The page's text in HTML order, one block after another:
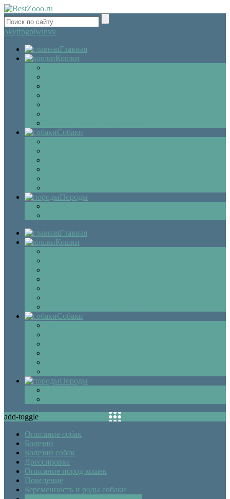
okytfbgptwinvk
Главная
Кошки
Собаки
Породы
Главная
Кошки
Собаки
Породы
add-toggle
Описание собак
Болезни
Болезни собак
Дрессировка
Описание пород кошек
Поведение
Беременность и роды собаки